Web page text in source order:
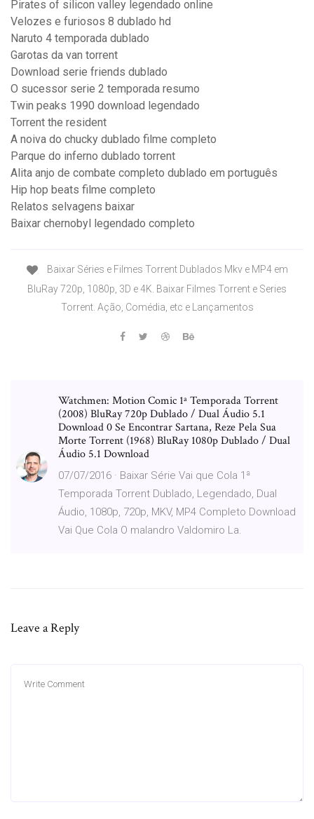
Pirates of silicon valley legendado online
Velozes e furiosos 8 dublado hd
Naruto 4 temporada dublado
Garotas da van torrent
Download serie friends dublado
O sucessor serie 2 temporada resumo
Twin peaks 1990 download legendado
Torrent the resident
A noiva do chucky dublado filme completo
Parque do inferno dublado torrent
Alita anjo de combate completo dublado em português
Hip hop beats filme completo
Relatos selvagens baixar
Baixar chernobyl legendado completo
Baixar Séries e Filmes Torrent Dublados Mkv e MP4 em
BluRay 720p, 1080p, 3D e 4K. Baixar Filmes Torrent e Series
Torrent. Ação, Comédia, etc e Lançamentos
Watchmen: Motion Comic 1ª Temporada Torrent
(2008) BluRay 720p Dublado / Dual Áudio 5.1
Download 0 Se Encontrar Sartana, Reze Pela Sua
Morte Torrent (1968) BluRay 1080p Dublado / Dual
Áudio 5.1 Download
07/07/2016 · Baixar Série Vai que Cola 1ª
Temporada Torrent Dublado, Legendado, Dual
Áudio, 1080p, 720p, MKV, MP4 Completo Download
Vai Que Cola O malandro Valdomiro La.
Leave a Reply